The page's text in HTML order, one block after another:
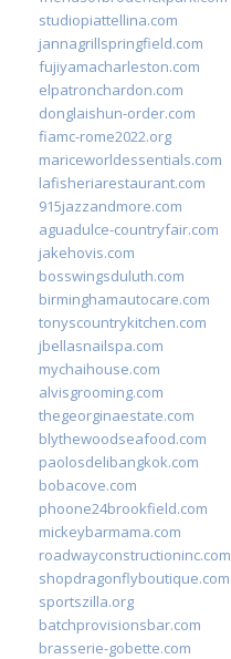
studiopiattellina.com
jannagrillspringfield.com
fujiyamacharleston.com
elpatronchardon.com
donglaishun-order.com
fiamc-rome2022.org
mariceworldessentials.com
lafisheriarestaurant.com
915jazzandmore.com
aguadulce-countryfair.com
jakehovis.com
bosswingsduluth.com
birminghamautocare.com
tonyscountrykitchen.com
jbellasnailspa.com
mychaihouse.com
alvisgrooming.com
thegeorginaestate.com
blythewoodseafood.com
paolosdelibangkok.com
bobacove.com
phoone24brookfield.com
mickeybarmama.com
roadwayconstructioninc.com
shopdragonflyboutique.com
sportszilla.org
batchprovisionsbar.com
brasserie-gobette.com